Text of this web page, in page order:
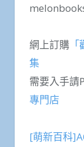
網上訂購
集
需要入手請
專門店
[萌新百科